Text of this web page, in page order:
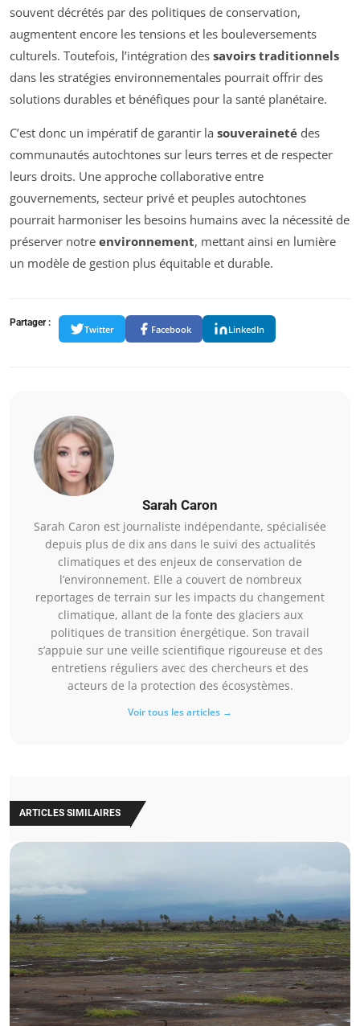
souvent décrétés par des politiques de conservation,
augmentent encore les tensions et les bouleversements
culturels. Toutefois, l’intégration des savoirs traditionnels
dans les stratégies environnementales pourrait offrir des
solutions durables et bénéfiques pour la santé planétaire.
C’est donc un impératif de garantir la souveraineté des
communautés autochtones sur leurs terres et de respecter
leurs droits. Une approche collaborative entre
gouvernements, secteur privé et peuples autochtones
pourrait harmoniser les besoins humains avec la nécessité de
préserver notre environnement, mettant ainsi en lumière
un modèle de gestion plus équitable et durable.
Partager :
Twitter Facebook LinkedIn
Sarah Caron
Sarah Caron est journaliste indépendante, spécialisée
depuis plus de dix ans dans le suivi des actualités
climatiques et des enjeux de conservation de
l’environnement. Elle a couvert de nombreux
reportages de terrain sur les impacts du changement
climatique, allant de la fonte des glaciers aux
politiques de transition énergétique. Son travail
s’appuie sur une veille scientifique rigoureuse et des
entretiens réguliers avec des chercheurs et des
acteurs de la protection des écosystèmes.
Voir tous les articles →
ARTICLES SIMILAIRES